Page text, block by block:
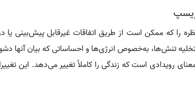
را که ممکن است از طریق اتفاقات غیرقابل
تنش‌ها، به‌خصوص انرژی‌ها و احساساتی که بیان آنها
رویدادی است که زندگی را کاملاً تغییر می‌دهد. این